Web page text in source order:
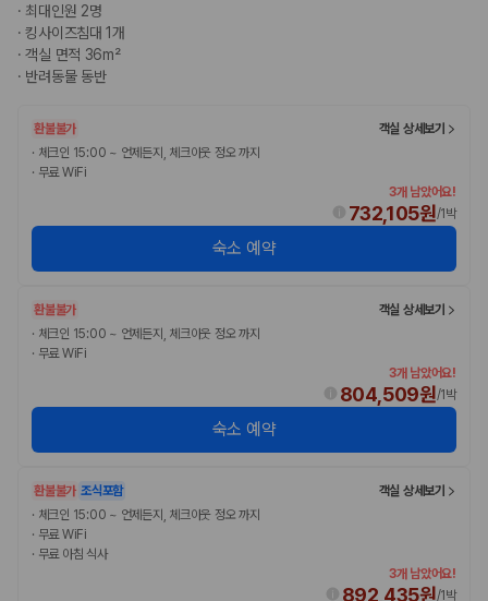
완전자차와 슈퍼자차는 업체별 보장 범위가 다를 수 있습니다. 카모아에서
는 제주 렌트카 가격과 함께 보험 조건을 비교해 여행 스타일에 맞는 보장
수준을 선택할 수 있습니다.
제주 렌트카는 차량 인수 위치와 셔틀 편의성에 따라 실제 이용 만족도가
달라집니다. 공항에서 렌트카 사무실까지의 이동 조건을 가격과 함께 비교
제주도 렌트카 차종별 가격비교
혼자 또는 2인 여행에 적합하며 제주 렌트카 최저가를 찾는 사용자
가 가장 먼저 비교하는 차종입니다.
준중형·중형차
커플·친구 여행에서 많이 선택되며 가격과 승차감의 균형이 좋은 차
SUV
가족 여행, 짐이 많은 여행, 장거리 이동에 적합하며 보험 조건과 차
량 연식을 함께 비교하는 것이 좋습니다.
단체 여행이나 4인 이상 가족 여행에 적합하며 인원수, 짐 공간, 보
험 조건을 함께 확인해야 합니다.
제주렌트카 보험까지 비교해야 진짜 가격비교입
· 최대인원 2명
·킹사이즈침대 1개
·객실 면적 36m²
· 반려동물 동반
환불불가
객실 상세보기
· 체크인 15:00 ~ 언제든지, 체크아웃 정오 까지
· 무료 WiFi
3개 남았어요!
732,105원/1박
숙소 예약
환불불가
객실 상세보기
· 체크인 15:00 ~ 언제든지, 체크아웃 정오 까지
· 무료 WiFi
3개 남았어요!
804,509원/1박
숙소 예약
환불불가 조식포함
객실 상세보기
· 체크인 15:00 ~ 언제든지, 체크아웃 정오 까지
· 무료 WiFi
· 무료 아침 식사
3개 남았어요!
892,435원/1박